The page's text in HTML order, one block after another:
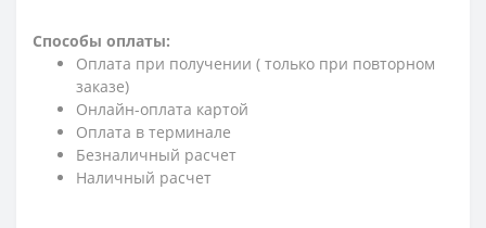
Способы оплаты:
Оплата при получении ( только при повторном
заказе)
Онлайн-оплата картой
Оплата в терминале
Безналичный расчет
Наличный расчет